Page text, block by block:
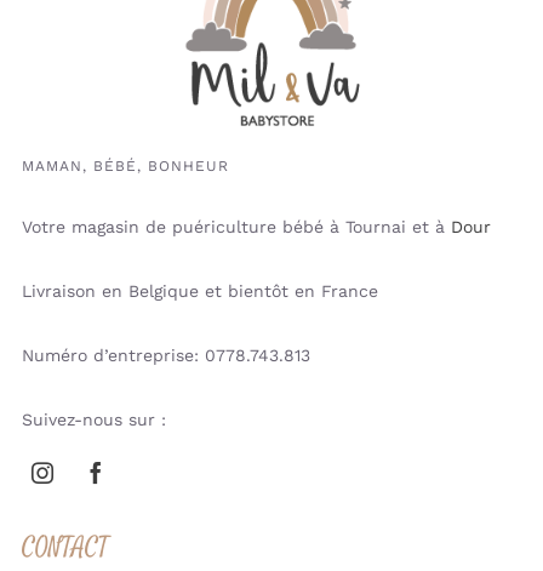
MAMAN, BÉBÉ, BONHEUR
Votre magasin de puériculture bébé à Tournai et à Dour
Livraison en Belgique et bientôt en France
Numéro d’entreprise: 0778.743.813
Suivez-nous sur :
CONTACT